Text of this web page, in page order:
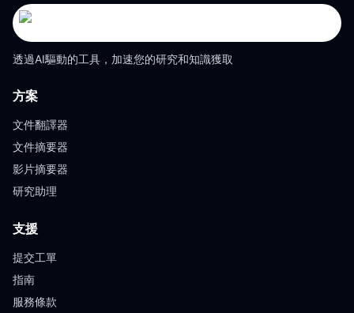
透過AI驅動的工具，加速您的研究和知識獲取
方案
文件翻譯器
文件摘要器
影片摘要器
研究助理
支援
提交工單
指南
服務條款